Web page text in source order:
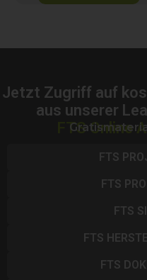
Jetzt Zugriff auf
aus unserer
FTS Online
FTS
FTS
FTS
FTS
FTS